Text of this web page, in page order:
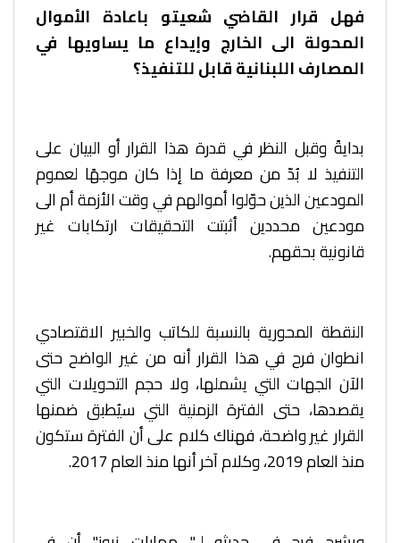
فهل قرار القاضي شعيتو باعادة الأموال
المحولة الى الخارج وإيداع ما يساويها في
المصارف اللبنانية قابل للتنفيذ؟
بدايةً وقبل النظر في قدرة هذا القرار أو البيان على
التنفيذ لا بُدّ من معرفة ما إذا كان موجهًا لعموم
المودعين الذين حوّلوا أموالهم في وقت الأزمة أم الى
مودعين محددين أثبتت التحقيقات ارتكابات غير
قانونية بحقهم.
النقطة المحورية بالنسبة للكاتب والخبير الاقتصادي
انطوان فرح في هذا القرار أنه من غير الواضح حتى
الآن الجهات التي يشملها، ولا حجم التحويلات التي
يقصدها، حتى الفترة الزمنية التي سيُطبق ضمنها
القرار غير واضحة، فهناك كلام على أن الفترة ستكون
منذ العام 2019، وكلام آخر أنها منذ العام 2017.